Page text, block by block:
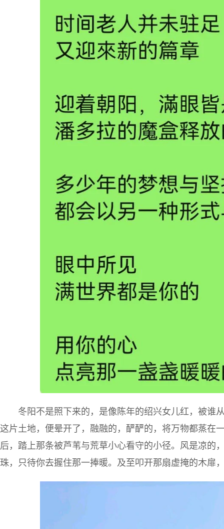
冬阳不是照下来的，是像陈年的绍兴女儿红，被谁
这片土地，便晕开了，融融的，酽酽的，将万物都蒸在
后，踏上那条被芦苇与荒草小心看守的小径。风是凉的
珠，只待你去握住那一捧暖。及至叩开那扇虚掩的木扉